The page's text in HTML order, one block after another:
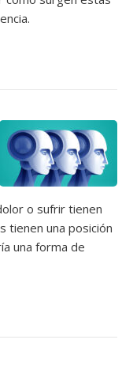
o sufrir tienen
tienen una posición
una forma de